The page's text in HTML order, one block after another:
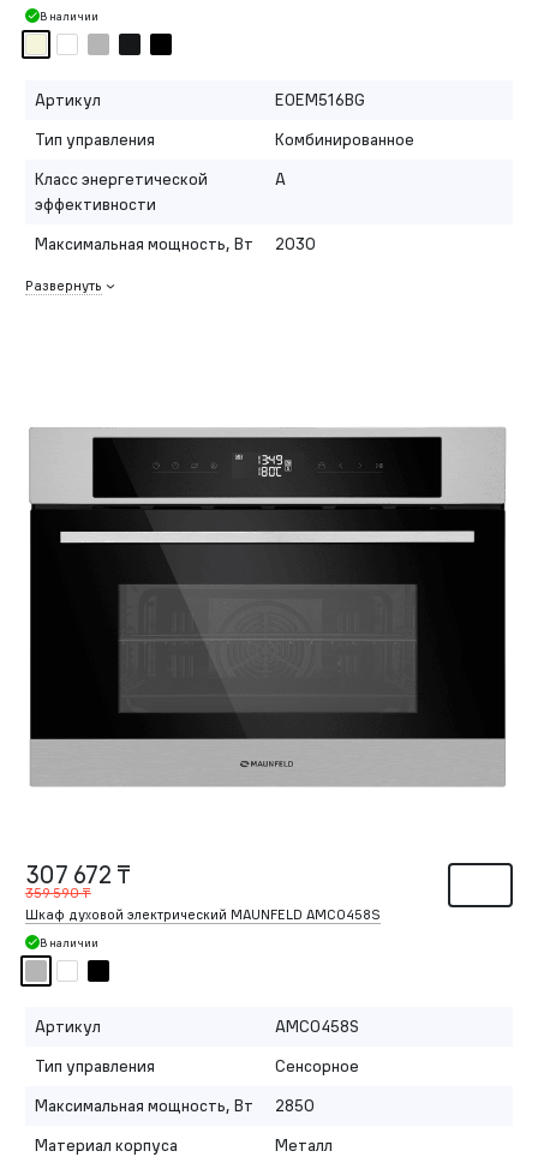
В наличии
Артикул
EOEM516BG
Тип управления
Комбинированное
Класс энергетической
эффективности
A
Максимальная мощность, Вт 2030
Развернуть
307 672 ₸
359 590 ₸
Шкаф духовой электрический MAUNFELD AMCO458S
В наличии
Артикул
AMCO458S
Тип управления
Сенсорное
Максимальная мощность, Вт
2850
Материал корпуса
Металл